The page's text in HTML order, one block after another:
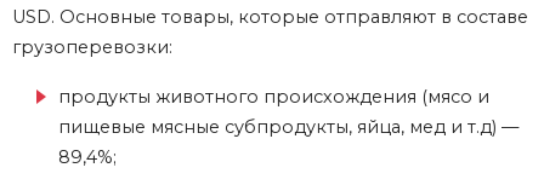
USD. Основные товары, которые отправляют в составе
грузоперевозки:
продукты животного происхождения (мясо и
пищевые мясные субпродукты, яйца, мед и т.д) —
89,4%;